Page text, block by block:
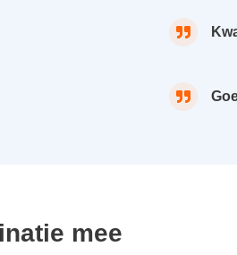
mee